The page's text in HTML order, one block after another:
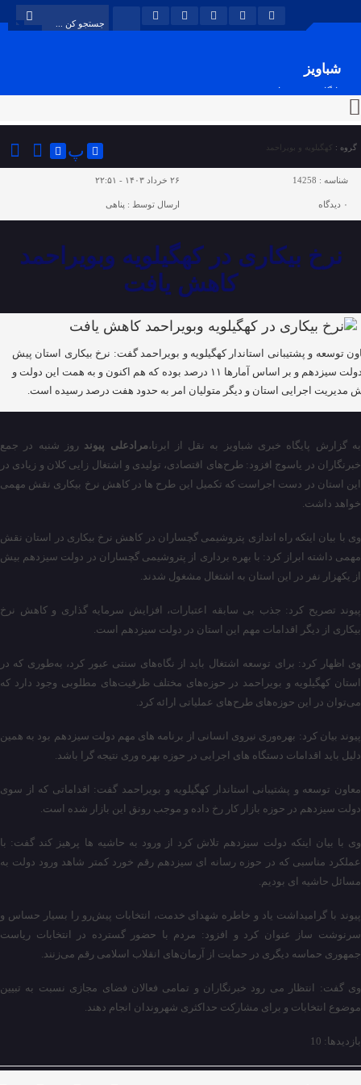
شباویز
پایگاه خبری شباویز
گروه : کهگیلویه و بویراحمد پ
شناسه : 14258 ۲۶ خرداد ۱۴۰۳ - ۲۲:۵۱
۰ دیدگاه ارسال توسط : پناهی
نرخ بیکاری در کهگیلویه وبویراحمد
کاهش یافت
توسعه و پشتیبانی استاندار کهگیلویه و بویراحمد گفت: نرخ بیکاری استان پیش
از دولت سیزدهم و بر اساس آمارها ۱۱ درصد بوده که هم اکنون و به همت این دولت و
مدیریت اجرایی استان و دیگر متولیان امر به حدود هفت درصد رسیده است.
به گزارش پایگاه خبری شباویز به نقل از ایرنا،مرادعلی پیوند روز شنبه در جمع
خبرنگاران در یاسوج افزود: طرح‌های اقتصادی، تولیدی و اشتغال زایی کلان و زیادی در
این استان در دست اجراست که تکمیل این طرح ها در کاهش نرخ بیکاری نقش مهمی
خواهد داشت.
وی با بیان اینکه راه اندازی پتروشیمی گچساران در کاهش نرخ بیکاری در استان نقش
مهمی داشته ابراز کرد: با بهره برداری از پتروشیمی گچساران در دولت سیزدهم بیش
از یکهزار نفر در این استان به اشتغال مشغول شدند.
پیوند تصریح کرد: جذب بی سابقه اعتبارات، افزایش سرمایه گذاری و کاهش نرخ
بیکاری از دیگر اقدامات مهم این استان در دولت سیزدهم است.
وی اظهار کرد: برای توسعه اشتغال باید از نگاه‌های سنتی عبور کرد، به‌طوری‌ که در
استان کهگیلویه و بویراحمد در حوزه‌های مختلف ظرفیت‌های مطلوبی وجود دارد که
می‌توان در این حوزه‌های طرح‌های عملیاتی ارائه کرد.
پیوند بیان کرد: بهره‌وری نیروی انسانی از برنامه های مهم دولت سیزدهم بود به همین
دلیل باید اقدامات دستگاه های اجرایی در حوزه بهره وری نتیجه گرا باشد.
معاون توسعه و پشتیبانی استاندار کهگیلویه و بویراحمد گفت: اقداماتی که از سوی
دولت سیزدهم در حوزه بازار کار رخ داده و موجب رونق این بازار شده است.
وی با بیان اینکه دولت سیزدهم تلاش کرد از ورود به حاشیه ها پرهیز کند گفت: با
عملکرد مناسبی که در حوزه رسانه ای سیزدهم رقم خورد کمتر شاهد ورود دولت به
مسائل حاشیه ای بودیم.
پیوند با گرامیداشت یاد و خاطره شهدای خدمت، انتخابات پیش‌رو را بسیار حساس و
سرنوشت ساز عنوان کرد و افزود: مردم با حضور گسترده در انتخابات ریاست
جمهوری حماسه دیگری در حمایت از آرمان‌های انقلاب اسلامی رقم می‌زنند.
وی گفت: انتظار می رود خبرنگاران و تمامی فعالان فضای مجازی نسبت به تبیین
موضوع انتخابات و برای مشارکت حداکثری شهروندان انجام دهند.
بازدیدها: 10